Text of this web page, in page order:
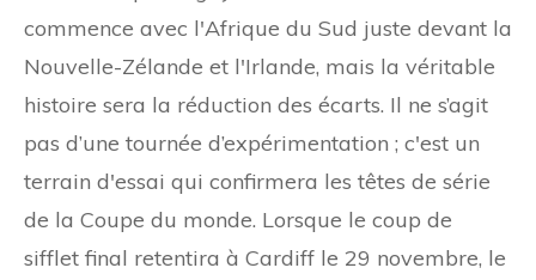
commence avec l'Afrique du Sud juste devant la
Nouvelle-Zélande et l'Irlande, mais la véritable
histoire sera la réduction des écarts. Il ne s’agit
pas d’une tournée d’expérimentation ; c'est un
terrain d'essai qui confirmera les têtes de série
de la Coupe du monde. Lorsque le coup de
sifflet final retentira à Cardiff le 29 novembre, le